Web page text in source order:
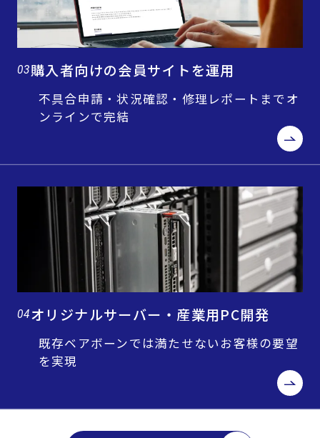
03購入者向けの会員サイトを運用
不具合申請・状況確認・修理レポートまでオ
ンラインで完結
04オリジナルサーバー・産業用PC開発
既存ベアボーンでは満たせないお客様の要望
を実現